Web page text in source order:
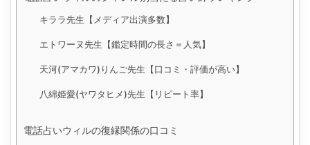
キララ先生【メディア出演多数】
エトワーヌ先生【鑑定時間の長さ＝人気】
天河(アマカワ)りんご先生【口コミ・評価が高い】
八綿姫愛(ヤワタヒメ)先生【リピート率】
電話占いウィルの復縁関係の口コミ